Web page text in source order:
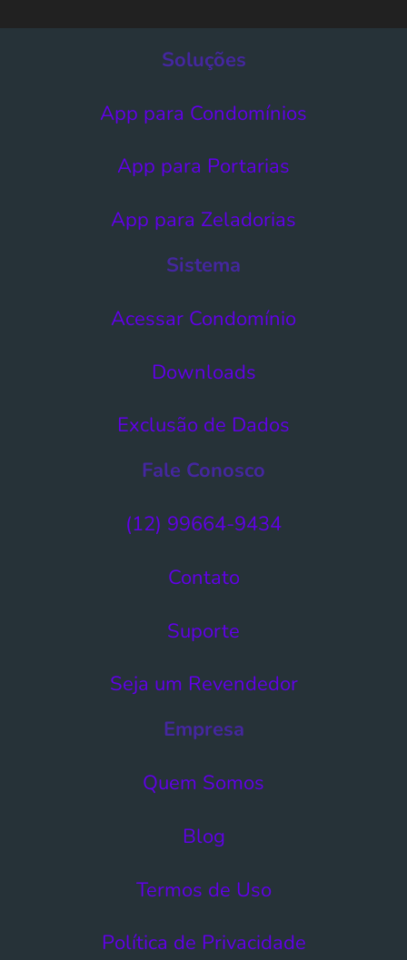
Soluções
App para Condomínios
App para Portarias
App para Zeladorias
Sistema
Acessar Condomínio​
Downloads
Exclusão de Dados​
Fale Conosco
(12) 99664-9434
Contato
Suporte
Seja um Revendedor
Empresa
Quem Somos
Blog
Termos de Uso​
Política de Privacidade